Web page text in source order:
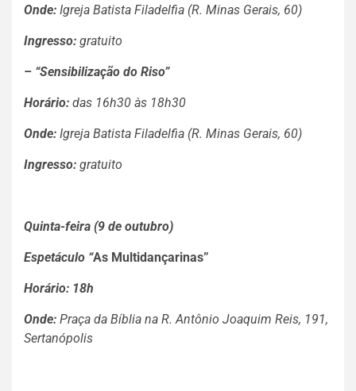
Onde: Igreja Batista Filadelfia (R. Minas Gerais, 60)
Ingresso: gratuito
– “Sensibilização do Riso”
Horário: das 16h30 às 18h30
Onde: Igreja Batista Filadelfia (R. Minas Gerais, 60)
Ingresso: gratuito
Quinta-feira (9 de outubro)
Espetáculo “As Multidançarinas”
Horário: 18h
Onde: Praça da Bíblia na R. Antônio Joaquim Reis, 191,
Sertanópolis